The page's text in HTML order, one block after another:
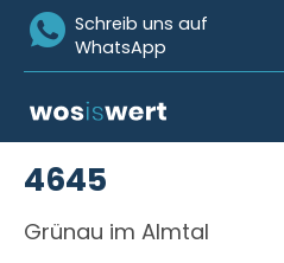
Icon Whatsapp
Schreib uns auf
WhatsApp
4645
Grünau im Almtal